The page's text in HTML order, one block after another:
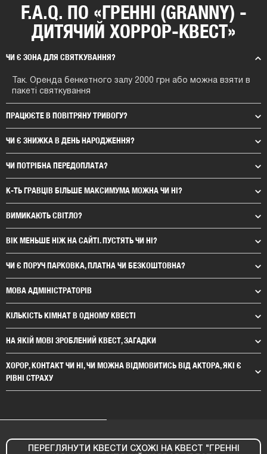
F.A.Q. ПО «ГРЕННІ (GRANNY) -
ДИТЯЧИЙ ХОРРОР-КВЕСТ»
ЧИ Є ЗОНА ДЛЯ СВЯТКУВАННЯ?
Так. Оренда бенкетного залу 2000 грн або можна взяти в
пакеті святкування
ПРАЦЮЄТЕ В ПОВІТРЯНУ ТРИВОГУ?
ЧИ Є ЗНИЖКА В ДЕНЬ НАРОДЖЕННЯ?
ЧИ ПОТРІБНА ПЕРЕДОПЛАТА?
К-ТЬ ГРАВЦІВ БІЛЬШЕ МАКСИМУМА МОЖНА ЧИ НІ?
ВИМИКАЮТЬ СВІТЛО?
ВІК МЕНЬШЕ НІЖ НА САЙТІ. ПУСТЯТЬ ЧИ НІ?
ЧИ Є ПОРУЧ ПАРКОВКА, ПЛАТНА ЧИ БЕЗКОШТОВНА?
МОВА АДМІНІСТРАТОРІВ
КІЛЬКІСТЬ КІМНАТ В ОДНОМУ КВЕСТІ
НА ЯКІЙ МОВІ ЗРОБЛЕНИЙ КВЕСТ, ЗАГАДКИ
ХОРОР, КОНТАКТ ЧИ НІ, ЧИ МОЖНА ВІДМОВИТИСЬ ВІД АКТОРА, ЯКІ Є
РІВНІ СТРАХУ
ПЕРЕГЛЯНУТИ КВЕСТИ СХОЖІ НА КВЕСТ "ГРЕННІ